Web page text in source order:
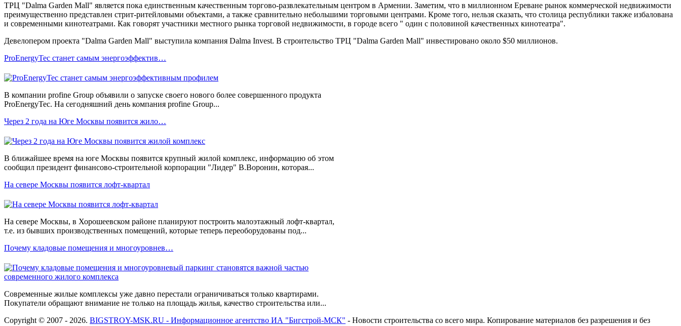
ТРЦ "Dalma Garden Mall" является пока единственным качественным торгово-развлекательным центром в Армении. Заметим, что в миллионном Ереване рынок коммерческой недвижимости
преимущественно представлен стрит-ритейловыми объектами, а также сравнительно небольшими торговыми центрами. Кроме того, нельзя сказать, что столица республики также избалована
и современными кинотеатрами. Как говорят участники местного рынка торговой недвижимости, в городе всего " один с половиной качественных кинотеатра".
Девелопером проекта "Dalma Garden Mall" выступила компания Dalma Invest. В строительство ТРЦ "Dalma Garden Mall" инвестировано около $50 миллионов.
ProEnergyTec станет самым энергоэффектив…
В компании profine Group объявили о запуске своего нового более совершенного продукта
ProEnergyTec. На сегодняшний день компания profine Group...
Через 2 года на Юге Москвы появится жило…
В ближайшее время на юге Москвы появится крупный жилой комплекс, информацию об этом
сообщил президент финансово-строительной корпорации "Лидер" В.Воронин, которая...
На севере Москвы появится лофт-квартал
На севере Москвы, в Хорошеевском районе планируют построить малоэтажный лофт-квартал,
т.е. из бывших производственных помещений, которые теперь переоборудованы под...
Почему кладовые помещения и многоуровнев…
Современные жилые комплексы уже давно перестали ограничиваться только квартирами.
Покупатели обращают внимание не только на площадь жилья, качество строительства или...
Copyright © 2007 - 2026. BIGSTROY-MSK.RU - Информационное агентство ИА "Бигстрой-МСК" - Новости строительства со всего мира. Копирование материалов без разрешения и без